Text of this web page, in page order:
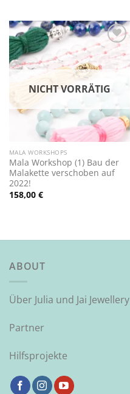
Zur
Wunschliste
hinzufügen
NICHT VORRÄTIG
MALA WORKSHOPS
Mala Workshop (1) Bau der
Malakette verschoben auf
2022!
158,00 €
ABOUT
Über Julia und Jai Jewellery
Partner
Hilfsprojekte